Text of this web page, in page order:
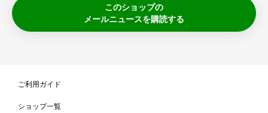
このショップの
メールニュースを購読する
ご利用ガイド
ショップ一覧